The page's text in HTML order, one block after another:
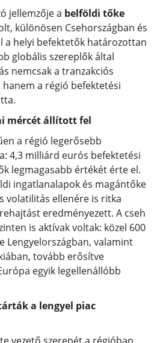
jellemzője a belföldi tőke
különösen Csehországban és
a helyi befektetők határozottan
globális szereplők által
nemcsak a tranzakciós
a régió befektetési
mércét állított fel
a régió legerősebb
4,3 milliárd eurós befektetési
legmagasabb értékét érte el.
ingatlanalapok és magántőke
volatilitás ellenére is ritka
eredményezett. A cseh
is aktívak voltak: közel 600
Lengyelországban, valamint
tovább erősítve
egyik legellenállóbb
a lengyel piac